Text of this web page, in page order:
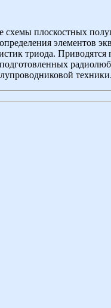
плоскостных
элементов
триода.
техники.